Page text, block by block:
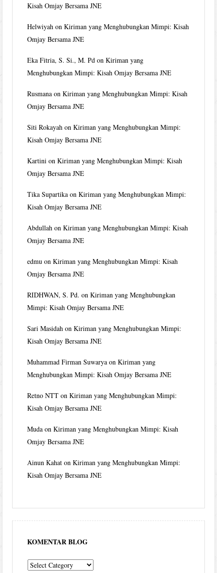
Kisah Omjay Bersama JNE
Helwiyah onKiriman yang Menghubungkan Mimpi: Kisah
Omjay Bersama JNE
Eka Fitria, S. Si., M. Pd onKiriman yang
Menghubungkan Mimpi: Kisah Omjay Bersama JNE
Rusmana onKiriman yang Menghubungkan Mimpi: Kisah
Omjay Bersama JNE
Siti Rokayah onKiriman yang Menghubungkan Mimpi:
Kisah Omjay Bersama JNE
Kartini onKiriman yang Menghubungkan Mimpi: Kisah
Omjay Bersama JNE
Tika Supartika onKiriman yang Menghubungkan Mimpi:
Kisah Omjay Bersama JNE
Abdullah onKiriman yang Menghubungkan Mimpi: Kisah
Omjay Bersama JNE
edmu onKiriman yang Menghubungkan Mimpi: Kisah
Omjay Bersama JNE
RIDHWAN, S. Pd. onKiriman yang Menghubungkan
Mimpi: Kisah Omjay Bersama JNE
Sari Masidah onKiriman yang Menghubungkan Mimpi:
Kisah Omjay Bersama JNE
Muhammad Firman Suwarya onKiriman yang
Menghubungkan Mimpi: Kisah Omjay Bersama JNE
Retno NTT onKiriman yang Menghubungkan Mimpi:
Kisah Omjay Bersama JNE
Muda onKiriman yang Menghubungkan Mimpi: Kisah
Omjay Bersama JNE
Ainun Kahat onKiriman yang Menghubungkan Mimpi:
Kisah Omjay Bersama JNE
KOMENTAR BLOG
komentar